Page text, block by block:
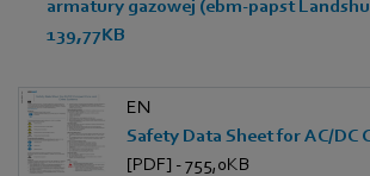
armatury gazowej (ebm-papst
139,77KB
EN
[PDF] - 755,0KB